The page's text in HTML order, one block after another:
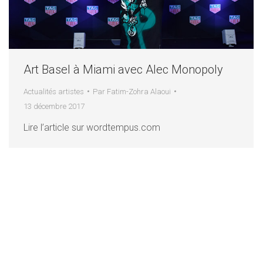
Art Basel à Miami avec Alec Monopoly
Actualités artistes Par Fatim-Zohra Alaoui
13 décembre 2017
Lire l’article sur wordtempus.com